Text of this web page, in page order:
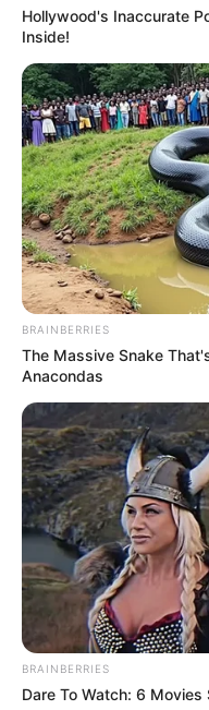
Hollywood's Inaccurate
Inside!
BRAINBERRIES
The Massive Snake
Anacondas
BRAINBERRIES
Dare To Watch: 6 Movies